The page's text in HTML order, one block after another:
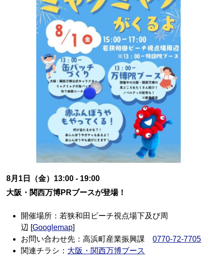
8月1日（金）13:00 - 19:00
大阪・関西万博PRブースが登場！
開催場所：若狭和田ビーチ視点場下及び周
辺 [Googlemap]
お問い合わせ先：高浜町産業振興課0770-72-7705
関連チラシ： 大阪・関西万博ブース